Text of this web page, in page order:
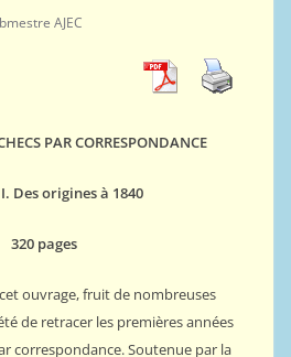
AJEC
PAR CORRESPONDANCE
Des origines à 1840
320 pages
ouvrage, fruit de nombreuses
de retracer les premières années
correspondance. Soutenue par la